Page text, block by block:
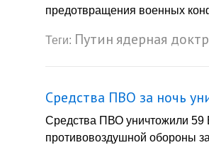
предотвращения военных
Теги: Путинядерная
Средства ПВО за ночь
Средства ПВО уничтожили
противовоздушной обороны